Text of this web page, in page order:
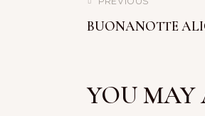
BUONANOTTE
YOU MAY